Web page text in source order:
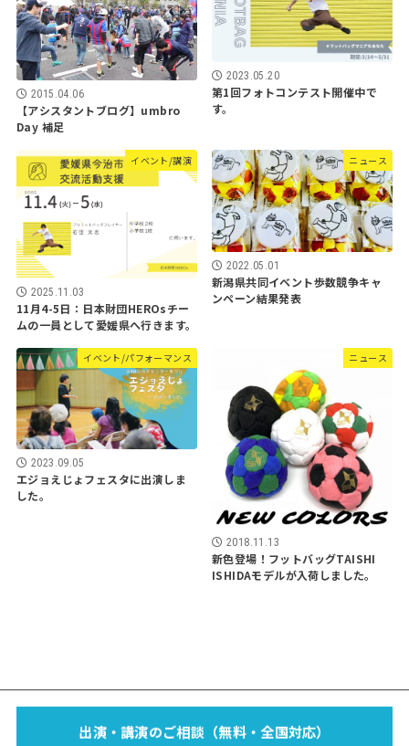
2015.04.06
【アシスタントブログ】umbro
Day 補足
2023.05.20
第1回フォトコンテスト開催中で
す。
イベント/講演
2025.11.03
11月4-5日：日本財団HEROsチー
ムの一員として愛媛県へ行きます。
ニュース
2022.05.01
新潟県共同イベント歩数競争キャ
ンペーン結果発表
イベント/パフォーマンス
2023.09.05
エジョえじょフェスタに出演しま
した。
ニュース
2018.11.13
新色登場！フットバッグTAISHI
ISHIDAモデルが入荷しました。
出演・講演のご相談（無料・全国対応）
FOOTBAG？
BLOG SPONSOR SHOP CONTACT